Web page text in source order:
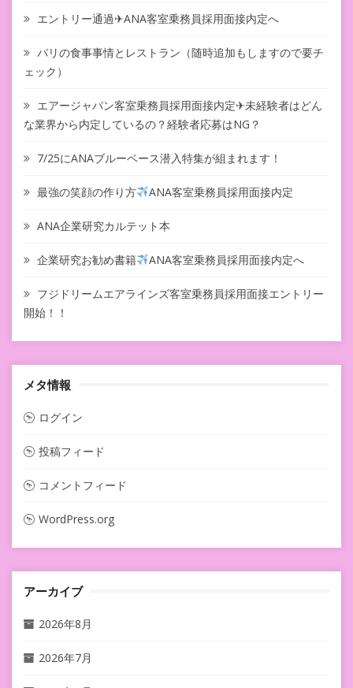
エントリー通過✈ANA客室乗務員採用面接内定へ
パリの食事事情とレストラン（随時追加もしますので要チ
ェック）
エアージャパン客室乗務員採用面接内定✈未経験者はどん
な業界から内定しているの？経験者応募はNG？
7/25にANAブルーベース潜入特集が組まれます！
最強の笑顔の作り方 ANA客室乗務員採用面接内定
ANA企業研究カルテット本
企業研究お勧め書籍 ANA客室乗務員採用面接内定へ
フジドリームエアラインズ客室乗務員採用面接エントリー
開始！！
メタ情報
ログイン
投稿フィード
コメントフィード
WordPress.org
アーカイブ
2026年8月
2026年7月